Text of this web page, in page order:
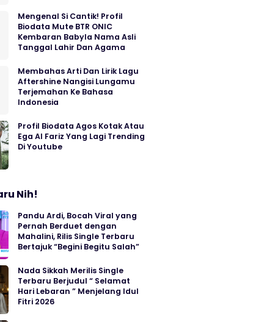
Mengenal Si Cantik! Profil
Biodata Mute BTR ONIC
Kembaran Babyla Nama Asli
Tanggal Lahir Dan Agama
Membahas Arti Dan Lirik Lagu
Aftershine Nangisi Lungamu
Terjemahan Ke Bahasa
Indonesia
Profil Biodata Agos Kotak Atau
Ega Al Fariz Yang Lagi Trending
Di Youtube
Nih!
Pandu Ardi, Bocah Viral yang
Pernah Berduet dengan
Mahalini, Rilis Single Terbaru
Bertajuk “Begini Begitu Salah”
Nada Sikkah Merilis Single
Terbaru Berjudul “ Selamat
Hari Lebaran ” Menjelang Idul
Fitri 2026